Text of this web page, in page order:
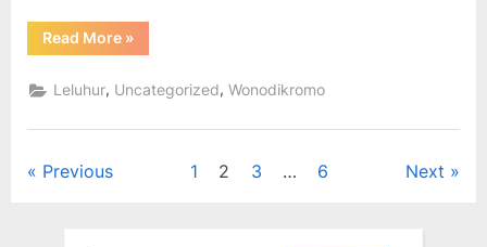
Read More“Mengenal
Trah
dari
Foto”
»
Leluhur, Uncategorized,Wonodikromo
Posts
Previous 1 2 3 … 6 Next